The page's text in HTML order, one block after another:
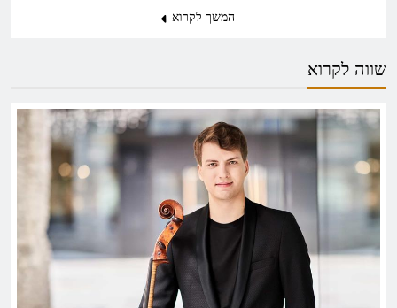
המשך לקרוא
שווה לקרוא